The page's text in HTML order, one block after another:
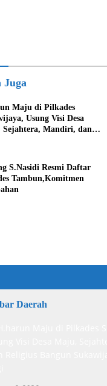
Juga
Maju di Pilkades
Usung Visi Desa
Sejahtera, Mandiri, dan
S.Nasidi Resmi Daftar
Tambun,Komitmen
Daerah